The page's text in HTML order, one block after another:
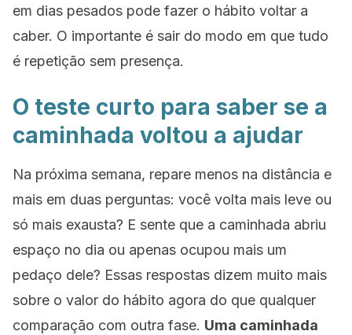
em dias pesados pode fazer o hábito voltar a
caber. O importante é sair do modo em que tudo
é repetição sem presença.
O teste curto para saber se a
caminhada voltou a ajudar
Na próxima semana, repare menos na distância e
mais em duas perguntas: você volta mais leve ou
só mais exausta? E sente que a caminhada abriu
espaço no dia ou apenas ocupou mais um
pedaço dele? Essas respostas dizem muito mais
sobre o valor do hábito agora do que qualquer
comparação com outra fase. Uma caminhada